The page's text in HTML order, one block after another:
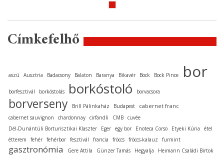
Címkefelhő
aszú Ausztria Badacsony Balaton Baranya Bikavér Bock Bock Pince bor
borfesztivál borkóstolás borkóstoló borvacsora
borverseny Brill Pálinkaház Budapest cabernet franc
cabernet sauvignon chardonnay cirfandli CMB cuvée
Dél-Dunántúli Borturisztikai Klaszter
Eger egy bor Enoteca Corso Etyeki Kúria
étel
étterem
fehér fehérbor fesztivál francia fröccs fröccs-kalauz furmint
gasztronómia Gere Attila Günzer Tamás Hegyalja
Heimann Családi Birtok